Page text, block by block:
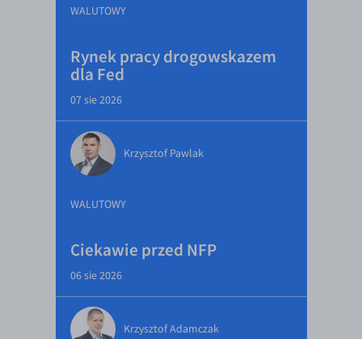
WALUTOWY
Rynek pracy drogowskazem
dla Fed
07 sie 2026
Krzysztof Pawlak
WALUTOWY
Ciekawie przed NFP
06 sie 2026
Krzysztof Adamczak